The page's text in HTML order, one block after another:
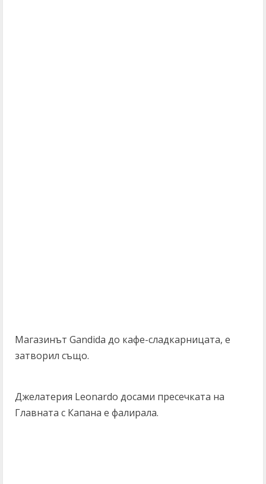
Магазинът Gandida до кафе-сладкарницата, е
затворил също.
Джелатерия Leonardo досами пресечката на
Главната с Капана е фалирала.